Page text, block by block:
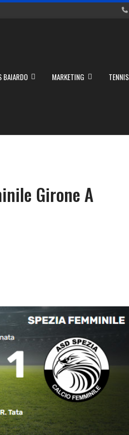
BAIARDO MARKETING TENNIS
Girone A